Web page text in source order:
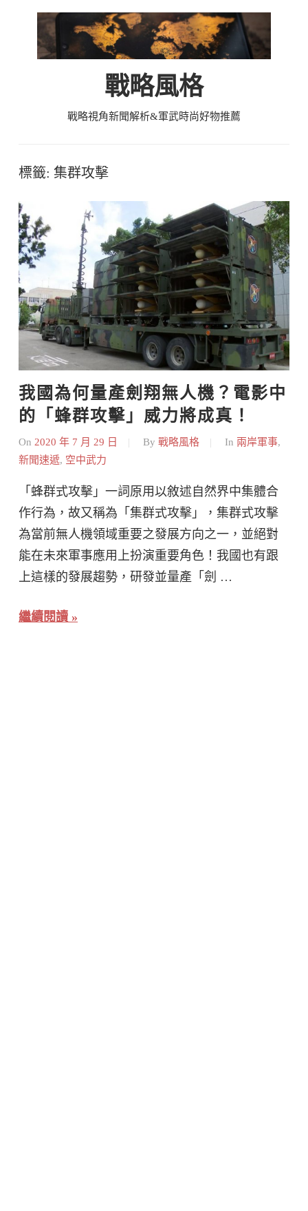
戰略風格
戰略視角新聞解析&軍武時尚好物推薦
標籤: 集群攻擊
我國為何量產劍翔無人機？電影中
的「蜂群攻擊」威力將成真！
On 2020 年 7 月 29 日 By 戰略風格 In 兩岸軍事,
新聞速遞, 空中武力
「蜂群式攻擊」一詞原用以敘述自然界中集體合
作行為，故又稱為「集群式攻擊」，集群式攻擊
為當前無人機領域重要之發展方向之一，並絕對
能在未來軍事應用上扮演重要角色！我國也有跟
上這樣的發展趨勢，研發並量產「劍 …
繼續閱讀